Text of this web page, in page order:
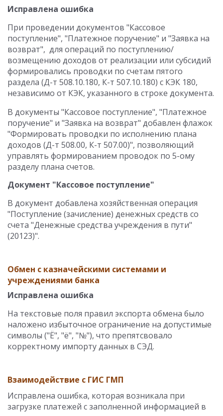
Исправлена ошибка
При проведении документов "Кассовое
поступление", "Платежное поручение" и "Заявка на
возврат", для операций по поступлению/
возмещению доходов от реализации или субсидий
формировались проводки по счетам пятого
раздела (Д-т 508.10.180, К-т 507.10.180) с КЭК 180,
независимо от КЭК, указанного в строке документа.
В документы "Кассовое поступление", "Платежное
поручение" и "Заявка на возврат" добавлен флажок
"Формировать проводки по исполнению плана
доходов (Д-т 508.00, К-т 507.00)", позволяющий
управлять формированием проводок по 5-ому
разделу плана счетов.
Документ "Кассовое поступление"
В документ добавлена хозяйственная операция
"Поступление (зачисление) денежных средств со
счета "Денежные средства учреждения в пути"
(20123)".
Обмен с казначейскими системами и
учреждениями банка
Исправлена ошибка
На текстовые поля правил экспорта обмена было
наложено избыточное ограничение на допустимые
символы ("Ё", "ё", "№"), что препятсвовало
корректному импорту данных в СЭД.
Взаимодействие с ГИС ГМП
Исправлена ошибка, которая возникала при
загрузке платежей с заполненной информацией в